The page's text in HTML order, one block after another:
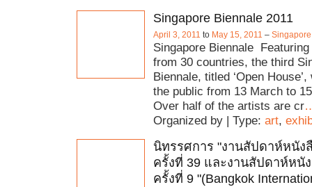
Singapore Biennale 2011
April 3, 2011 to May 15, 2011 –
Singapore Biennale
from 30 countries, the third
Biennale, titled ‘Open
the public from 13 March to
Over half of the artists are cr
Organized by | Type: art,
นิทรรศการ "งานสัปดาห์หนัง
ครั้งที่ 39 และงานสัปดาห์หนั
ครั้งที่ 9 "(Bangkok